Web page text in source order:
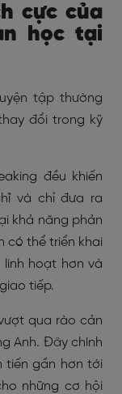
cực của
học tại
tập thường
đổi trong kỹ
đều khiến
và chỉ đưa ra
khả năng phản
có thể triển khai
hoạt hơn và
tiếp.
qua rào cản
Anh. Đây chính
tiến gần hơn tới
những cơ hội